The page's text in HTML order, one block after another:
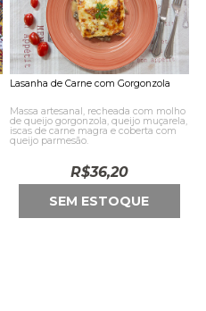
Lasanha de Carne com Gorgonzola
Massa artesanal, recheada com molho
de queijo gorgonzola, queijo muçarela,
iscas de carne magra e coberta com
queijo parmesão.
R$36,20
SEM ESTOQUE